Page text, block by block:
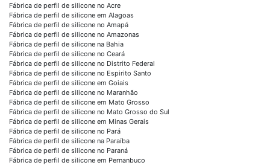
Fábrica de perfil de silicone no Acre
Fábrica de perfil de silicone em Alagoas
Fábrica de perfil de silicone no Amapá
Fábrica de perfil de silicone no Amazonas
Fábrica de perfil de silicone na Bahia
Fábrica de perfil de silicone no Ceará
Fábrica de perfil de silicone no Distrito Federal
Fábrica de perfil de silicone no Espirito Santo
Fábrica de perfil de silicone em Goiais
Fábrica de perfil de silicone no Maranhão
Fábrica de perfil de silicone em Mato Grosso
Fábrica de perfil de silicone no Mato Grosso do Sul
Fábrica de perfil de silicone em Minas Gerais
Fábrica de perfil de silicone no Pará
Fábrica de perfil de silicone na Paraíba
Fábrica de perfil de silicone no Paraná
Fábrica de perfil de silicone em Pernanbuco